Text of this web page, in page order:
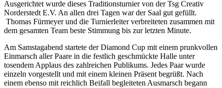
Ausgerichtet wurde dieses Traditionsturnier von der Tsg Creativ
Norderstedt E.V. An allen drei Tagen war der Saal gut gefüllt.
Thomas Fürmeyer und die Turnierleiter verbreiteten zusammen mit
dem gesamten Team beste Stimmung bis zur letzten Minute.
Am Samstagabend startete der Diamond Cup mit einem prunkvollen
Einmarsch aller Paare in die festlich geschmückte Halle unter
tosendem Applaus des zahlreichen Publikums. Jedes Paar wurde
einzeln vorgestellt und mit einem kleinen Präsent begrüßt. Nach
einem ebenso mit reichlich Beifall begleiteten Ausmarsch begann